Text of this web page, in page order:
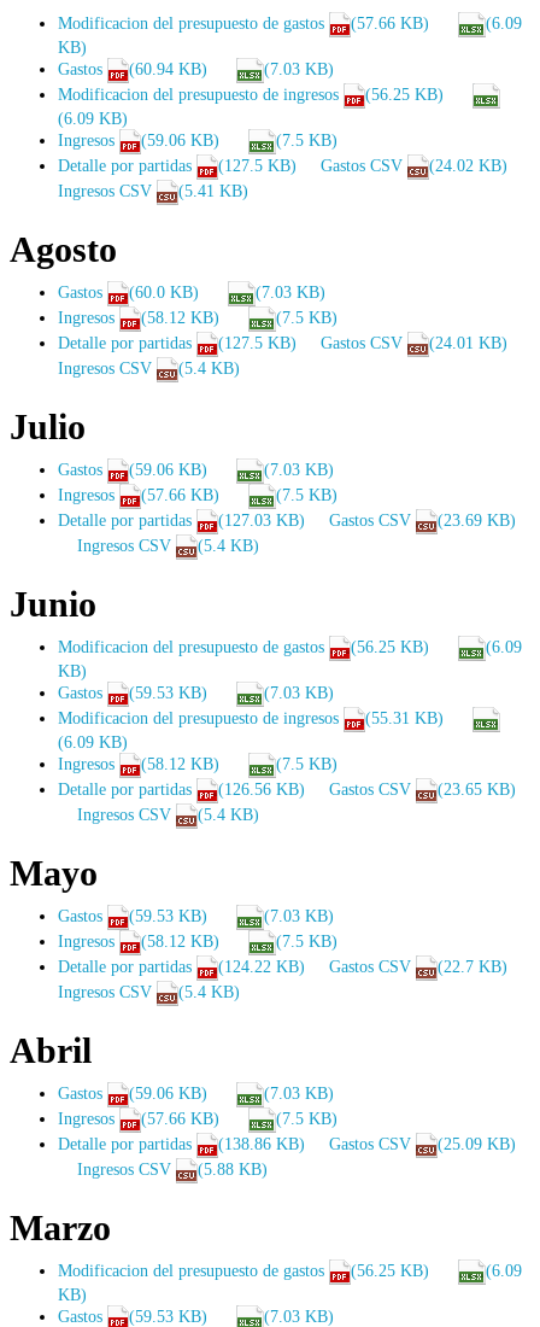
Modificacion del presupuesto de gastos (57.66 KB)
(6.09
KB)
Gastos
(60.94 KB)
(7.03 KB)
Modificacion del presupuesto de ingresos
(56.25 KB)
(6.09 KB)
Ingresos
(59.06 KB)
(7.5 KB)
Detalle por partidas
(127.5 KB) Gastos CSV
(24.02 KB)
Ingresos CSV
(5.41 KB)
Agosto
Gastos (60.0 KB)
(7.03 KB)
Ingresos
(58.12 KB)
(7.5 KB)
Detalle por partidas
(127.5 KB) Gastos CSV
(24.01 KB)
Ingresos CSV
(5.4 KB)
Julio
Gastos (59.06 KB)
(7.03 KB)
Ingresos
(57.66 KB)
(7.5 KB)
Detalle por partidas
(127.03 KB) Gastos CSV
(23.69 KB)
Ingresos CSV
(5.4 KB)
Junio
Modificacion del presupuesto de gastos (56.25 KB)
(6.09
KB)
Gastos
(59.53 KB)
(7.03 KB)
Modificacion del presupuesto de ingresos
(55.31 KB)
(6.09 KB)
Ingresos
(58.12 KB)
(7.5 KB)
Detalle por partidas
(126.56 KB) Gastos CSV
(23.65 KB)
Ingresos CSV
(5.4 KB)
Mayo
Gastos (59.53 KB)
(7.03 KB)
Ingresos
(58.12 KB)
(7.5 KB)
Detalle por partidas
(124.22 KB) Gastos CSV
(22.7 KB)
Ingresos CSV
(5.4 KB)
Abril
Gastos (59.06 KB)
(7.03 KB)
Ingresos
(57.66 KB)
(7.5 KB)
Detalle por partidas
(138.86 KB) Gastos CSV
(25.09 KB)
Ingresos CSV
(5.88 KB)
Marzo
Modificacion del presupuesto de gastos (56.25 KB)
(6.09
KB)
Gastos
(59.53 KB)
(7.03 KB)